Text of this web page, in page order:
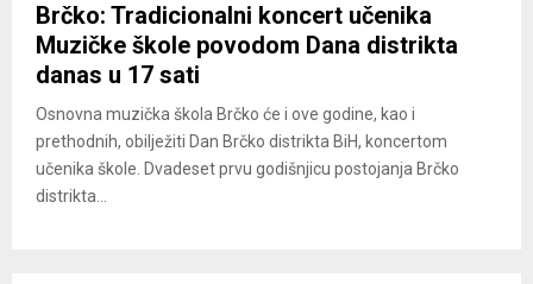
Brčko: Tradicionalni koncert učenika
Muzičke škole povodom Dana distrikta
danas u 17 sati
Osnovna muzička škola Brčko će i ove godine, kao i
prethodnih, obilježiti Dan Brčko distrikta BiH, koncertom
učenika škole. Dvadeset prvu godišnjicu postojanja Brčko
distrikta...